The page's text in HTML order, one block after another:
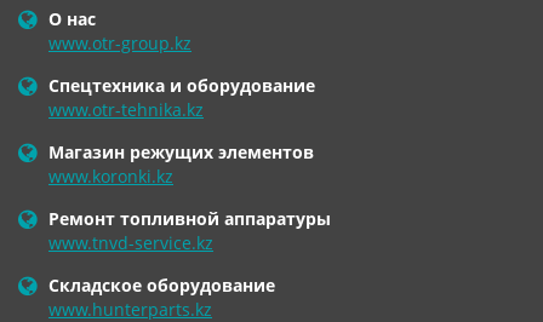
О нас
www.otr-group.kz
Спецтехника и оборудование
www.otr-tehnika.kz
Магазин режущих элементов
www.koronki.kz
Ремонт топливной аппаратуры
www.tnvd-service.kz
Складское оборудование
www.hunterparts.kz